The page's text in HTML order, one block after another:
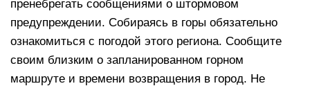
пренебрегать сообщениями о штормовом
предупреждении. Собираясь в горы обязательно
ознакомиться с погодой этого региона. Сообщите
своим близким о запланированном горном
маршруте и времени возвращения в город. Не